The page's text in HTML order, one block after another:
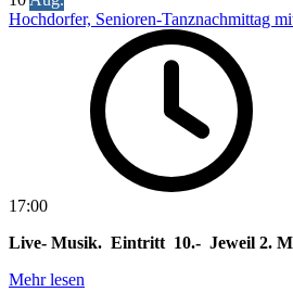
Hochdorfer, Senioren-Tanznachmittag
17:00
Live- Musik. Eintritt 10.- Jeweil 2.
Mehr lesen